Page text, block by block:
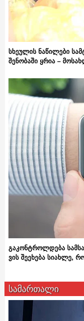
სხეულის ნაწილები
შენობაში ყრია –
გაკონტროლდება
ვის შეეხება სიახლე,
სამართალი